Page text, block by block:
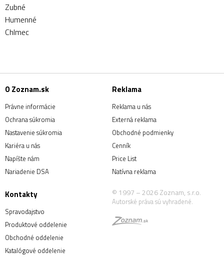
Zubné
Humenné
Chlmec
O Zoznam.sk
Právne informácie
Ochrana súkromia
Nastavenie súkromia
Kariéra u nás
Napíšte nám
Nariadenie DSA
Reklama
Reklama u nás
Externá reklama
Obchodné podmienky
Cenník
Price List
Natívna reklama
Kontakty
Spravodajstvo
Produktové oddelenie
Obchodné oddelenie
Katalógové oddelenie
© 1997 – 2026 Zoznam, s.r.o.
Autorské práva sú vyhradené.